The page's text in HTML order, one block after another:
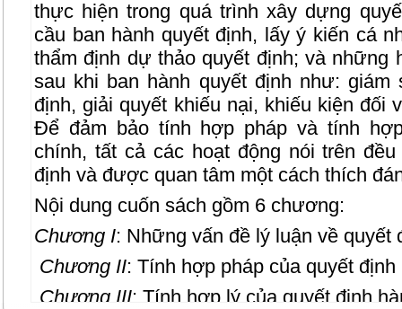
thực hiện trong quá trình xây dựng
cầu ban hành quyết định, lấy ý kiến cá
thẩm định dự thảo quyết định; và những
sau khi ban hành quyết định như:
định, giải quyết khiếu nại, khiếu kiện đối
Để đảm bảo tính hợp pháp và tính
chính, tất cả các hoạt động nói trên
định và được quan tâm một cách thích
Nội dung cuốn sách gồm 6 chương:
Chương I: Những vấn đề lý luận về quyết
Chương II: Tính hợp pháp của quyết
Chương III: Tính hợp lý của quyết định